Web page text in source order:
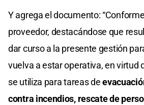
Y agrega el documento:
proveedor, destacándose que
dar curso a la presente gestión
vuelva a estar operativa, en virtud
se utiliza para tareas de
contra incendios, rescate de